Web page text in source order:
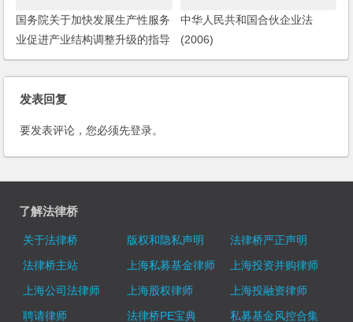
国务院关于加快发展生产性服务
业促进产业结构调整升级的指导
意见
中华人民共和国合伙企业法
(2006)
发表回复
要发表评论，您必须先登录。
了解法律桥
关于法律桥 版权和隐私声明
法律桥严正声明
法律桥主站
上海私募基金律师
上海投资并购律师
上海公司法律师
上海股权律师
上海投融资律师
聘请律师
法律桥PE宝典
私募基金风控合集